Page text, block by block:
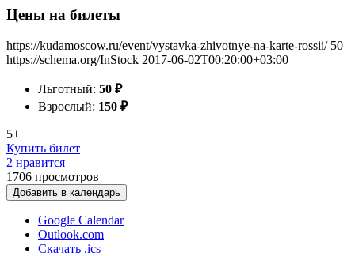
Цены на билеты
https://kudamoscow.ru/event/vystavka-zhivotnye-na-karte-rossii/ 50
https://schema.org/InStock 2017-06-02T00:20:00+03:00
Льготный: 50 ₽
Взрослый: 150 ₽
5+
Купить билет
2 нравится
1706 просмотров
Добавить в календарь
Google Calendar
Outlook.com
Скачать .ics